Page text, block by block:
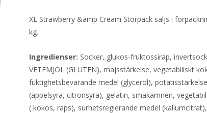
XL Strawberry &amp Cream Storpack säljs i
kg.
Ingredienser: Socker, glukos-fruktossirap,
VETEMJÖL (GLUTEN), majsstärkelse, vegetabiliskt
fuktighetsbevarande medel (glycerol),
(äppelsyra, citronsyra), gelatin, smakämnen,
( kokos, raps), surhetsreglerande medel (kaliumcitrat),